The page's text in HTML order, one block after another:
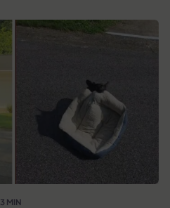
3 MIN